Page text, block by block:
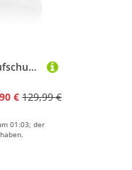
FISCHER Herren Langlaufschuhe XC COMFORT PRO
€ 129,99 €
01:03; der